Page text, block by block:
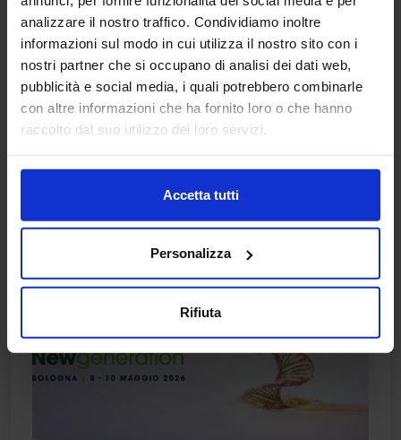
analizzare il nostro traffico. Condividiamo inoltre
informazioni sul modo in cui utilizza il nostro sito con i
nostri partner che si occupano di analisi dei dati web,
pubblicità e social media, i quali potrebbero combinarle
con altre informazioni che ha fornito loro o che hanno
raccolto dal suo utilizzo dei loro servizi.
Accetta tutti
Personalizza
Rifiuta
Cartella Stampa Cosmofarma 2026
I Comunicati Stampa di Cosmofarma 2026 28
Ottobre 2025 03 Febbraio 2026 19 Marzo 2026 19
Marzo 2026 27 Marzo 2026 30 ...